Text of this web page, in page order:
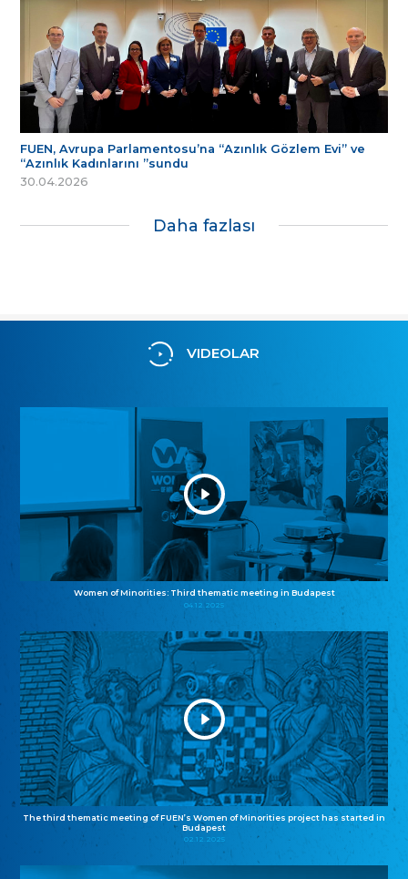
FUEN, Avrupa Parlamentosu’na “Azınlık Gözlem Evi” ve
“Azınlık Kadınlarını ”sundu
30.04.2026
Daha fazlası
VIDEOLAR
Women of Minorities: Third thematic meeting in Budapest
04.12.2025
The third thematic meeting of FUEN’s Women of Minorities project has started in
Budapest
02.12.2025